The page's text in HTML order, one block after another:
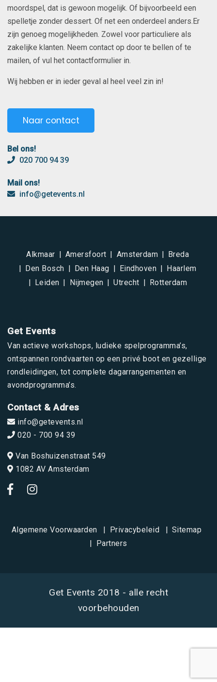
moordspel, dat is gewoon mogelijk. Of bijvoorbeeld een
spelletje zonder dessert. Of net een onderdeel anders.Er
zijn genoeg mogelijkheden. Zowel voor particuliere als
zakelijke klanten. Neem contact op door te bellen of te
mailen, of vul het contactformulier in.
Wij hebben er in ieder geval al heel veel zin in!
Naar contact
Bel ons!
020 700 94 39
Mail ons!
info@getevents.nl
Alkmaar Amersfoort Amsterdam
Breda
Den Bosch
Den Haag Eindhoven
Haarlem
Leiden
Nijmegen Utrecht Rotterdam
Get Events
Van actieve workshops, ludieke spelprogramma’s,
ontspannen rondvaarten op een privé boot en gezellige
rondleidingen, tot complete dagarrangementen en
avondprogramma’s.
Contact & Adres
info@getevents.nl
020 - 700 94 39
Van Boshuizenstraat 549
1082 AV Amsterdam
Algemene Voorwaarden Privacybeleid
Sitemap
Partners
Get Events 2018 - alle recht
voorbehouden